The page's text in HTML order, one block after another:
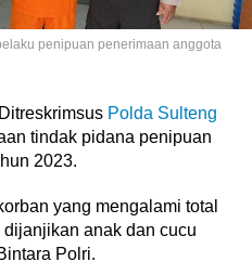
penipuan penerimaan anggota
Polda Sulteng
tindak pidana penipuan
2023.
yang mengalami total
anak dan cucu
Polri.